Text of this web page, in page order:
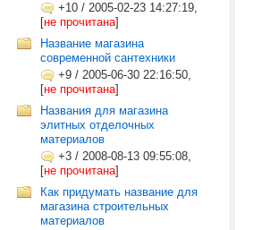
+10 / 2005-02-23 14:27:19,
[не прочитана]
Название магазина
современной сантехники
+9 / 2005-06-30 22:16:50,
[не прочитана]
Названия для магазина
элитных отделочных
материалов
+3 / 2008-08-13 09:55:08,
[не прочитана]
Как придумать название для
магазина строительных
материалов